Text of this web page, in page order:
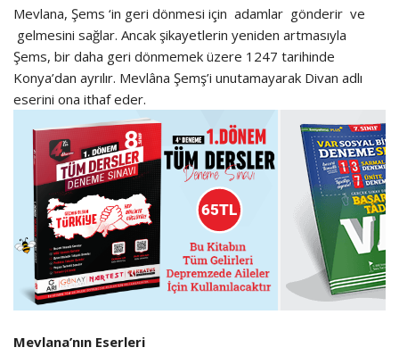
Mevlana, Şems ‘in geri dönmesi için adamlar gönderir ve
gelmesini sağlar. Ancak şikayetlerin yeniden artmasıyla
Şems, bir daha geri dönmemek üzere 1247 tarihinde
Konya’dan ayrılır. Mevlâna Şemş’i unutamayarak Divan adlı
eserini ona ithaf eder.
Mevlana’nın Eserleri